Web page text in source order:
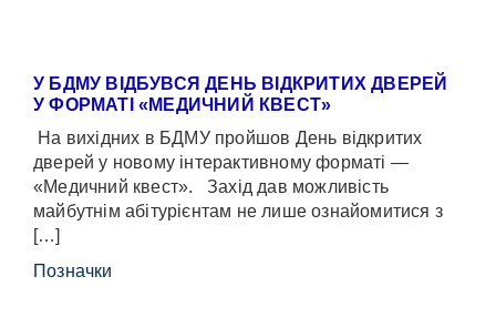
У БДМУ ВІДБУВСЯ ДЕНЬ ВІДКРИТИХ ДВЕРЕЙ
У ФОРМАТІ «МЕДИЧНИЙ КВЕСТ»
На вихідних в БДМУ пройшов День відкритих
дверей у новому інтерактивному форматі —
«Медичний квест». Захід дав можливість
майбутнім абітурієнтам не лише ознайомитися з
[…]
Позначки